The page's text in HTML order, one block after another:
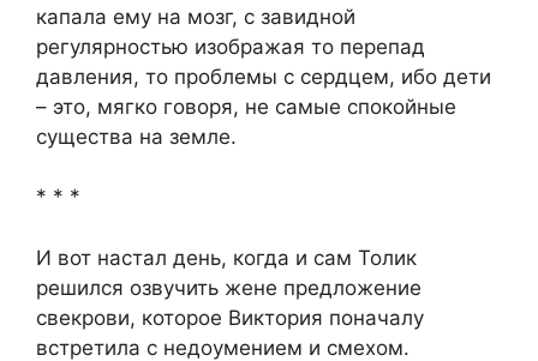
капала ему на мозг, с завидной
регулярностью изображая то перепад
давления, то проблемы с сердцем, ибо дети
– это, мягко говоря, не самые спокойные
существа на земле.
* * *
И вот настал день, когда и сам Толик
решился озвучить жене предложение
свекрови, которое Виктория поначалу
встретила с недоумением и смехом.